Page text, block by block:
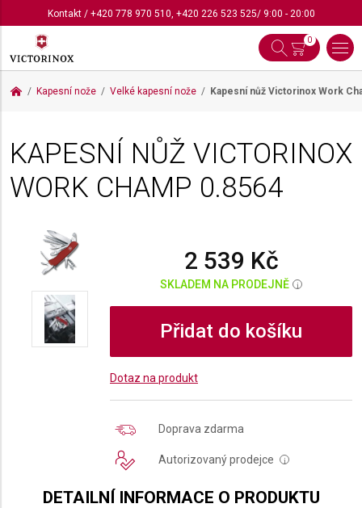
Kontakt/ +420 778 970 510, +420 226 523 525/ 9:00 - 20:00
0
Kapesní nože Velké kapesní nože Kapesní nůž Victorinox Work
KAPESNÍ NŮŽ VICTORINOX
WORK CHAMP 0.8564
2 539 Kč
SKLADEM NA PRODEJNĚ i
Přidat do košíku
Dotaz na produkt
Doprava zdarma
Autorizovaný prodejce i
DETAILNÍ INFORMACE O PRODUKTU